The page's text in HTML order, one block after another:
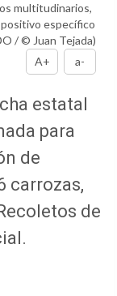
multitudinarios,
específico
/ © Juan Tejada)
A+
a-
estatal
para
de
carrozas,
de